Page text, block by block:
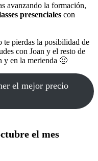
avanzando la formación,
presenciales con
te pierdas la posibilidad de
con Joan y el resto de
y en la merienda 🙂
el mejor precio
el mes